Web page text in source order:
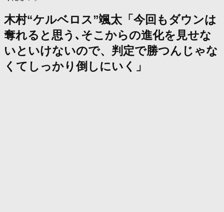
木村“ケルベロス”颯太「今回もダウンは
奪れると思う､そこからの進化を見せな
いといけないので、判定で勝つんじゃな
くてしっかり倒しにいく」